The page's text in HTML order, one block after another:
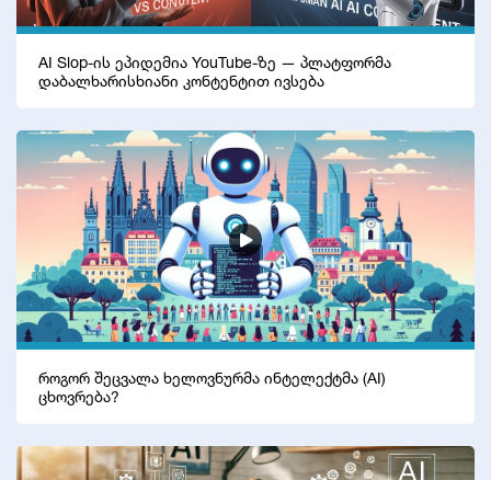
AI Slop-ის ეპიდემია YouTube-ზე — პლატფორმა
დაბალხარისხიანი კონტენტით ივსება
როგორ შეცვალა ხელოვნურმა ინტელექტმა (AI)
ცხოვრება?